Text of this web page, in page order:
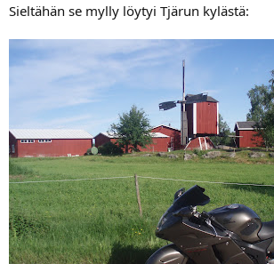
Sieltähän se mylly löytyi Tjärun kylästä: